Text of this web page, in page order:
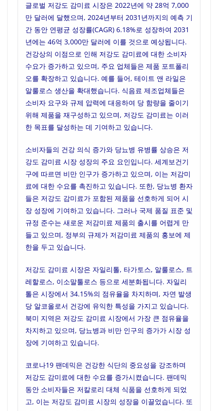
글로벌 저강도 감미료 시장은 2022년에 약 28억 7,000
만 달러에 달했으며, 2024년부터 2031년까지의 예측 기
간 동안 연평균 성장률(CAGR) 6.18%로 성장하여 2031
년에는 46억 3,000만 달러에 이를 것으로 예상됩니다.
건강상의 이점으로 인해 저강도 감미료에 대한 소비자
수요가 증가하고 있으며, 주요 업체들은 제품 포트폴리
오를 확장하고 있습니다. 예를 들어, 테이트 앤 라일은
알룰로스 생산을 확대했습니다. 식음료 제조업체들은
소비자 요구와 규제 압력에 대응하여 당 함량을 줄이기
위해 제품을 재구성하고 있으며, 저강도 감미료는 이러
한 목표를 달성하는 데 기여하고 있습니다.
소비자들의 건강 의식 증가와 당뇨병 유병률 상승은 저
강도 감미료 시장 성장의 주요 요인입니다. 세계보건기
구에 따르면 비만 인구가 증가하고 있으며, 이는 저감미
료에 대한 수요를 촉진하고 있습니다. 또한, 당뇨병 환자
들은 저강도 감미료가 포함된 제품을 선호하게 되어 시
장 성장에 기여하고 있습니다. 그러나 국제 품질 표준 및
규정 준수는 새로운 저감미료 제품의 출시를 어렵게 만
들고 있으며, 정부의 규제가 저감미료 제품의 홍보에 제
한을 두고 있습니다.
저강도 감미료 시장은 자일리톨, 타가토스, 알룰로스, 트
레할로스, 이소말툴로스 등으로 세분화됩니다. 자일리
톨은 시장에서 34.15%의 점유율을 차지하며, 자연 발생
당 알코올로서 건강에 유익한 특성을 가지고 있습니다.
북미 지역은 저강도 감미료 시장에서 가장 큰 점유율을
차지하고 있으며, 당뇨병과 비만 인구의 증가가 시장 성
장에 기여하고 있습니다.
코로나19 팬데믹은 건강한 식단의 중요성을 강조하며
저강도 감미료에 대한 수요를 증가시켰습니다. 팬데믹
동안 소비자들은 저칼로리 대체 식품을 선호하게 되었
고, 이는 저강도 감미료 시장의 성장을 이끌었습니다. 또